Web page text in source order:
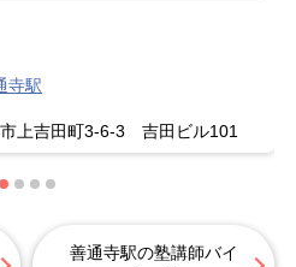
寺駅
上吉田町3-6-3 吉田ビル101
善通寺駅の塾講師バイ